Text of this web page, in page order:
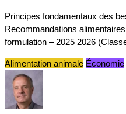
Principes fondamentaux des
Recommandations
formulation – 2025 2026
Alimentation animale Économie